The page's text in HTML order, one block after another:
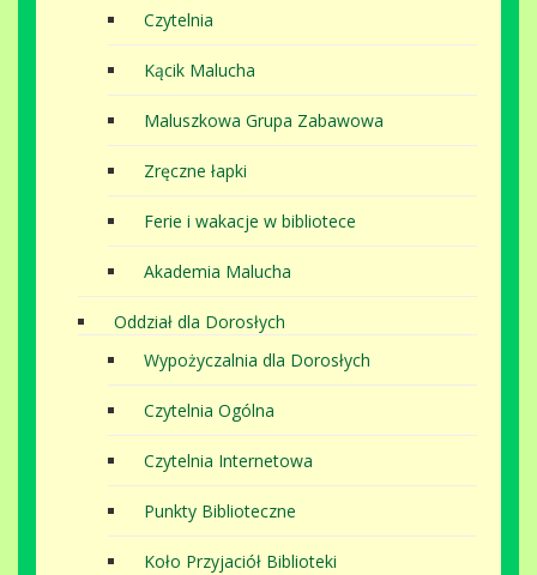
Czytelnia
Kącik Malucha
Maluszkowa Grupa Zabawowa
Zręczne łapki
Ferie i wakacje w bibliotece
Akademia Malucha
Oddział dla Dorosłych
Wypożyczalnia dla Dorosłych
Czytelnia Ogólna
Czytelnia Internetowa
Punkty Biblioteczne
Koło Przyjaciół Biblioteki